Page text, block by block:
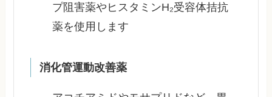
プ阻害薬やヒスタミンH₂受容体拮抗
薬を使用します
消化管運動改善薬